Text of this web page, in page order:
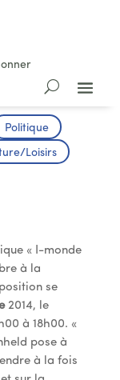
Politique
Loisirs
« I-monde
à la
se
2014, le
à 18h00. «
pose à
à la fois